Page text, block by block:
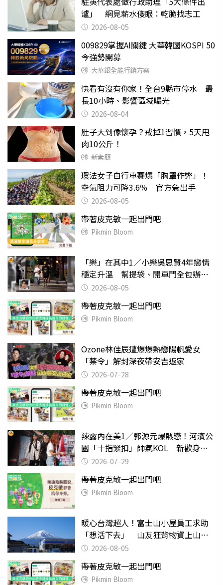
爐」 網見薪水傻眼：乾脆找志工
2026-08-05
009829掌握AI關鍵 大華韓國KOSPI 50
今強勢開募
大華銀全能行銷方案
快看有沒有你家！全台9縣市停水 最
長10小時、影響區域曝光
2026-08-04
肚子大到像懷孕？戒掉1習慣，5天甩
肉10公斤！
新素簡
環法女子自行車賽爆「胸罩作弊」！
空氣阻力可降3.6％ 官方急出手
2026-08-05
帶著皮克敏一起出門吧
Pikmin Bloom
「樂」在其中1／小樂吳思賢4年戀情
穩定升溫 幫提袋、開車門全包辦閃
瞎眾人
2026-08-05
帶著皮克敏一起出門吧
Pikmin Bloom
Ozone林佳辰遭爆爆熱戀陽帆愛女
「禁令」解封深夜帶安吉返家
2026-07-28
帶著皮克敏一起出門吧
Pikmin Bloom
辣露內在美1／郭源元爆熱戀！河濱公
園「十指緊扣」帥氣KOL 新歡身份
曝光2026-07-29
帶著皮克敏一起出門吧
Pikmin Bloom
暖心台灣超人！富士山小屋員工求助
「想活下去」 山友狂背物資上山：
台灣真的是寶島
2026-08-05
帶著皮克敏一起出門吧
Pikmin Bloom